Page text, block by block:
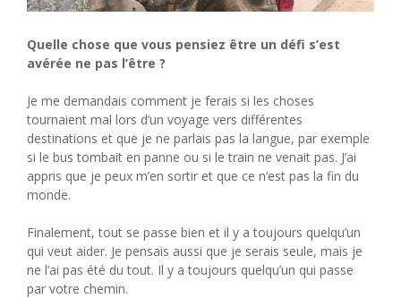
Quelle chose que vous pensiez être un défi s’est
avérée ne pas l’être ?
Je me demandais comment je ferais si les choses
tournaient mal lors d’un voyage vers différentes
destinations et que je ne parlais pas la langue, par exemple
si le bus tombait en panne ou si le train ne venait pas. J’ai
appris que je peux m’en sortir et que ce n’est pas la fin du
monde.
Finalement, tout se passe bien et il y a toujours quelqu’un
qui veut aider. Je pensais aussi que je serais seule, mais je
ne l’ai pas été du tout. Il y a toujours quelqu’un qui passe
par votre chemin.